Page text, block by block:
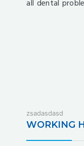
all dental
zsadasdasd
WORKING